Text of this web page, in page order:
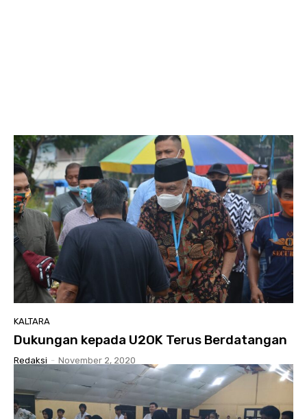
KALTARA
Dukungan kepada U2OK Terus Berdatangan
Redaksi - November 2, 2020